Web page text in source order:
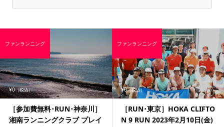
¥0（税込）
［参加費無料･RUN･神奈川］
湘南ランニングクラブ プレイ
ファンランニング
¥0（税込）
［RUN･東京］HOKA CLIFTO
N 9 RUN 2023年2月10日(金)
ファンランニング